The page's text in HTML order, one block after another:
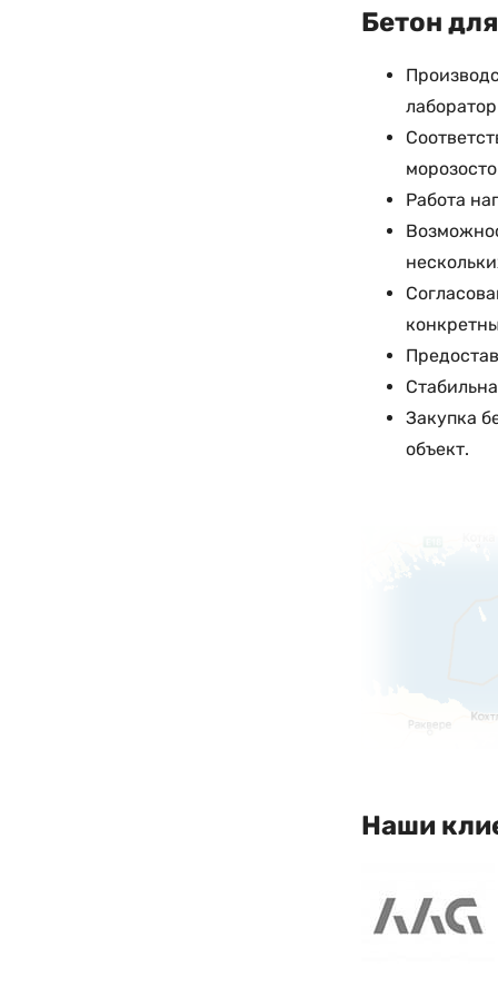
Бетон
Работа
Закупка
объект.
Наши